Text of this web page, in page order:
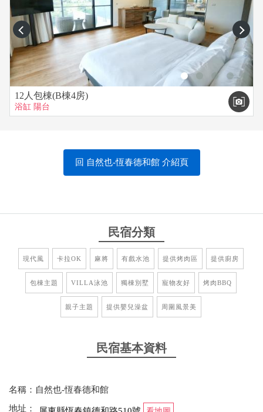
★屋內所有擺設、物品、家具、KTV設備、音響均是民宿財
產，請勿自行移動或者私自帶走及惡意破壞，如有發現物品損
壞，須賠償損失。
★私自調整/移動KTV設備導致退房檢查無法正常使用者，一律
扣除全額押金，若維修費超出押金1萬元則須再賠償超出押金之
金額。
★公共區域請勿亂丟菸蒂、吐痰、吐檳榔汁、亂丟垃圾，本民
宿有配置垃圾桶及菸灰缸，請遵守規定。
★出入民宿請隨手關門，避免蚊蟲飛進民宿內，夜晚勿行走至
【退、換定須知】
訂房完成後，如需更動房型、日期，僅限一次，請謹慎斟酌後
金 100%。
(二)如因個人因素旅客於入住７至13日前取消者，得請求退還已
付訂金 70%。
(三)如因個人因素旅客於入住2至６日前取消者，得請求退還已
付訂金 30%。
(五)如因個人因素旅客於當日取消或怠於通知者，不退還旅客已
如預訂住宿當日遇颱風/地震等不可抗拒因素時-以屏東縣政府頒
佈是否停止上班上課為判定準則-可退還訂金-當日務必以電話聯
prev next
12人包棟(B棟4房)
浴缸 陽台
回 自然也-恆春德和館 介紹頁
民宿分類
現代風 卡拉OK 麻將 有戲水池 提供烤肉區 提供廚房
包棟主題 VILLA泳池 獨棟別墅 寵物友好 烤肉BBQ
親子主題 提供嬰兒澡盆 周圍風景美
民宿基本資料
名稱：自然也-恆春德和館
地址：